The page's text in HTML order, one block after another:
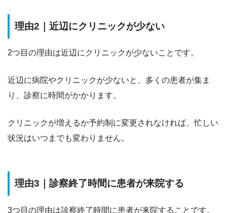
理由2｜近辺にクリニックが少ない
2つ目の理由は近辺にクリニックが少ないことです。
近辺に病院やクリニックが少ないと、多くの患者が集ま
り、診察に時間がかかります。
クリニックが増えるか予約制に変更されなければ、忙しい
状況はいつまでも変わりません。
理由3｜診察終了時間に患者が来院する
3つ目の理由は診察終了時間に患者が来院する ことです。